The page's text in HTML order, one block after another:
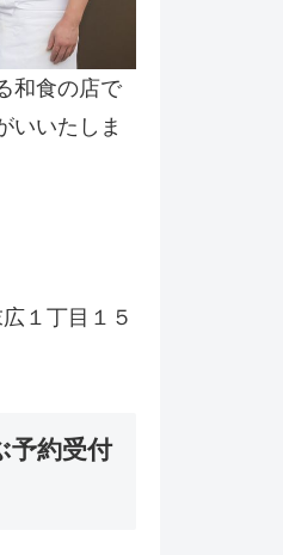
和食の店で
いいたしま
１丁目１５
予約受付